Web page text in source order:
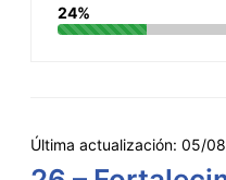
24%
Última actualización: 05/